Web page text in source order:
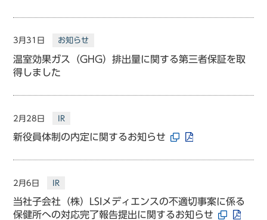
3月31日 お知らせ
温室効果ガス（GHG）排出量に関する第三者保証を取
得しました
2月28日 IR
新役員体制の内定に関するお知らせ
2月6日 IR
当社子会社（株）LSIメディエンスの不適切事案に係る
保健所への対応完了報告提出に関するお知らせ